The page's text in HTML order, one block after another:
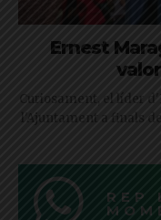
Ernest
Curiosament, el líder
l'Ajuntament a finals
REP